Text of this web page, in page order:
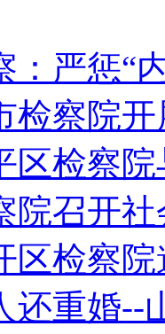
：严惩“
检察院
区检察
院召开
区检察
还重婚--